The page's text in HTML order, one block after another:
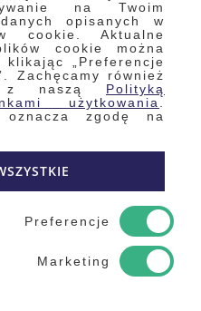
na Twoim
opisanych w
cookie. Aktualne
cookie można
„Preferencje
Zachęcamy również
z naszą Polityką
użytkowania
zgodę na
Preferencje
Marketing